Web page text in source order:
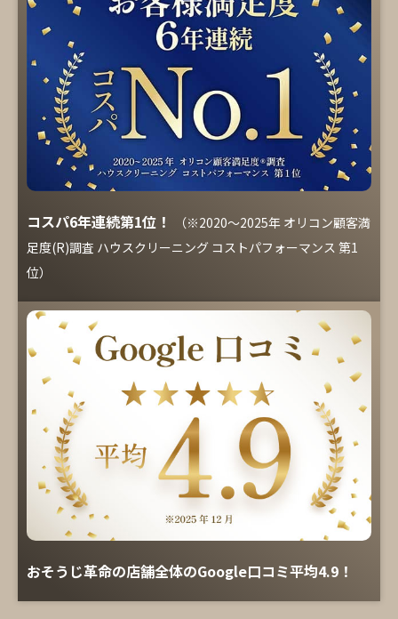
コスパ6年連続第1位！
（※2020～2025年 オリコン顧客満
足度(R)調査 ハウスクリーニング コストパフォーマンス 第1
位）
おそうじ革命の店舗全体のGoogle口コミ平均4.9！